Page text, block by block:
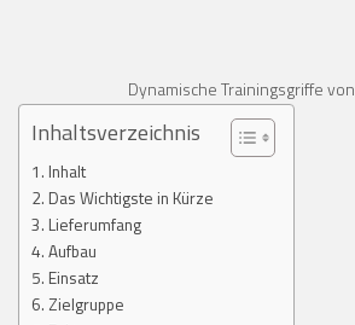
Dynamische Trainingsgriffe von
Inhaltsverzeichnis
Inhalt
Das Wichtigste in Kürze
Lieferumfang
Aufbau
Einsatz
Zielgruppe